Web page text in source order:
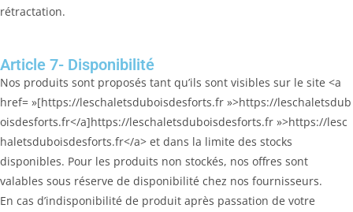
rétractation.
Article 7- Disponibilité
Nos produits sont proposés tant qu’ils sont visibles sur le site <a
href= »[https://leschaletsduboisdesforts.fr »>https://leschaletsdub
oisdesforts.fr</a]https://leschaletsduboisdesforts.fr »>https://lesc
haletsduboisdesforts.fr</a> et dans la limite des stocks
disponibles. Pour les produits non stockés, nos offres sont
valables sous réserve de disponibilité chez nos fournisseurs.
En cas d’indisponibilité de produit après passation de votre